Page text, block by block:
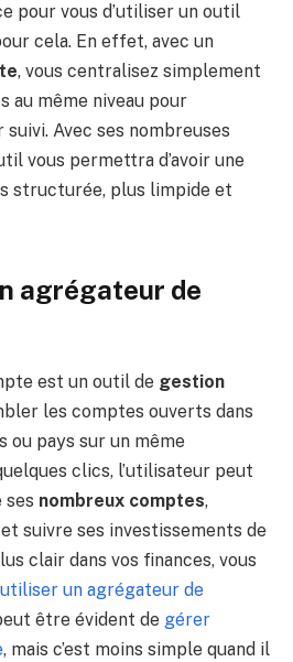
pour vous d’utiliser un outil
cela. En effet, avec un
, vous centralisez simplement
au même niveau pour
Avec ses nombreuses
vous permettra d’avoir une
structurée, plus limpide et
agrégateur de
est un outil de gestion
les comptes ouverts dans
pays sur un même
clics, l’utilisateur peut
ses nombreux comptes,
suivre ses investissements de
clair dans vos finances, vous
un agrégateur de
être évident de gérer
, mais c’est moins simple quand il